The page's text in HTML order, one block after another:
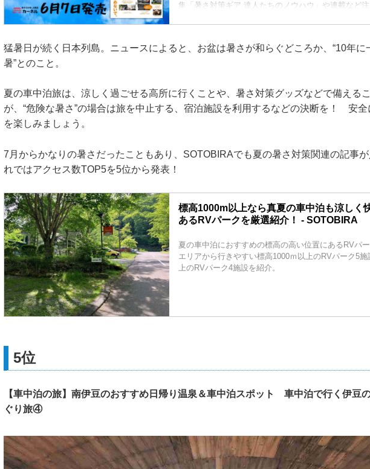
集「暑さ対策ギア 達人たちのノウハウ」や連載など
猛暑日が続く日本列島。ニュースによると、お盆は暑さが和らぐどころか、“10年に
暑”とのこと。
夏の車中泊旅は、涼しく過ごせる高所に行くことや、暑さ対策グッズなどで備える
が、“危険な暑さ”の場合は旅を中止する、宿泊施設を利用するなどの決断を！ 安全
を楽しみましょう。
7月からかなりの暑さだったこともあり、SOTOBIRAでも夏の暑さ対策関連の記事
れではアクセス数TOP5を5位から発表！
標高1000m以上なら真夏の車中泊も涼しく
あるRVパークを厳選紹介！ - SOTOBIRA
夏の車中泊におすすめの標高の高い位置にあるRVパ
エリアから行きやすい標高1000ｍ以上のRVパーク5施
上のRVパーク4施設を紹介。
5位
【車中泊の旅】南伊豆のおすすめ日帰り温泉＆車中泊スポット 車中泊で行く伊豆
ぐり旅④